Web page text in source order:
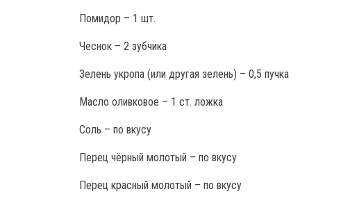
Помидор – 1 шт.
Чеснок – 2 зубчика
Зелень укропа (или другая зелень) – 0,5 пучка
Масло оливковое – 1 ст. ложка
Соль – по вкусу
Перец чёрный молотый – по вкусу
Перец красный молотый – по вкусу